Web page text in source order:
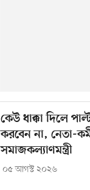
কেউ ধাক্কা দিলে
করবেন না, নেতা-
সমাজকল্যাণমন্ত্রী
০৫ আগস্ট ২০২৬